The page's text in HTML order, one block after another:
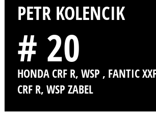
PETR KOLENCIK
# 20
HONDA CRF R, WSP , FANTIC
CRF R, WSP ZABEL